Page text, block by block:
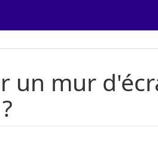
un mur